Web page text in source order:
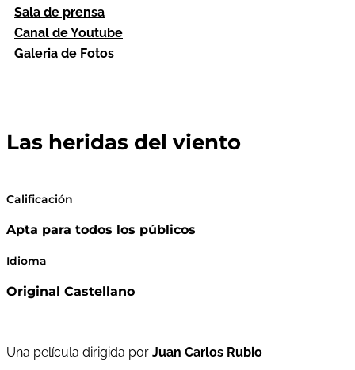
Sala de prensa
Canal de Youtube
Galeria de Fotos
Las heridas del viento
Calificación
Apta para todos los públicos
Idioma
Original Castellano
Una película dirigida por Juan Carlos Rubio